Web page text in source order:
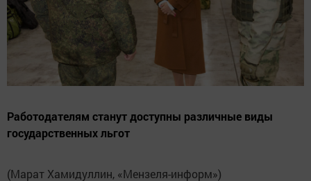
Работодателям станут доступны различные виды
государственных льгот
(Марат Хамидуллин, «Мензеля-информ»)